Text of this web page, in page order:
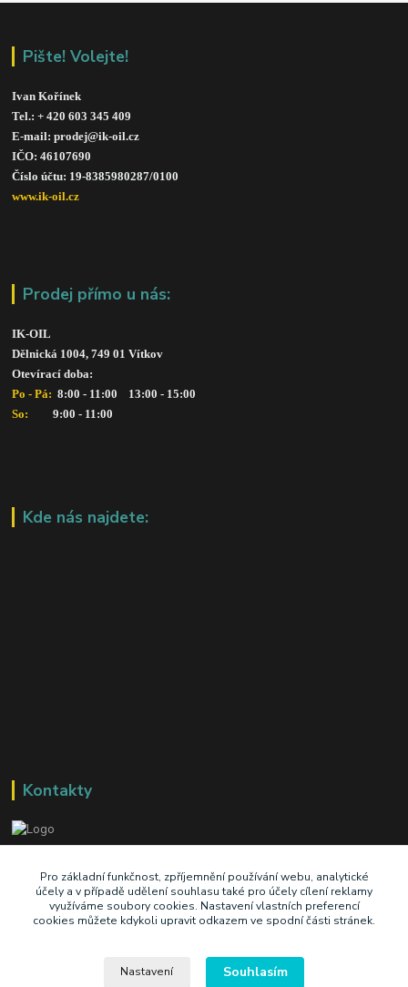
Pište! Volejte!
Ivan Kořínek
Tel.: + 420 603 345 409
E-mail: prodej@ik-oil.cz
IČO: 46107690
Číslo účtu: 19-8385980287/0100
www.ik-oil.cz
Prodej přímo u nás:
IK-OIL
Dělnická 1004, 749 01 Vítkov
Otevírací doba:
Po - Pá: 8:00 - 11:00    13:00 - 15:00
So:
      9:00 - 11:00
Kde nás najdete:
Kontakty
+420 603 345 409
prodej@ik-oil.cz
Pro základní funkčnost, zpříjemnění používání webu, analytické
účely a v případě udělení souhlasu také pro účely cílení reklamy
využíváme soubory cookies. Nastavení vlastních preferencí
cookies můžete kdykoli upravit odkazem ve spodní části stránek.
Nastavení Souhlasím